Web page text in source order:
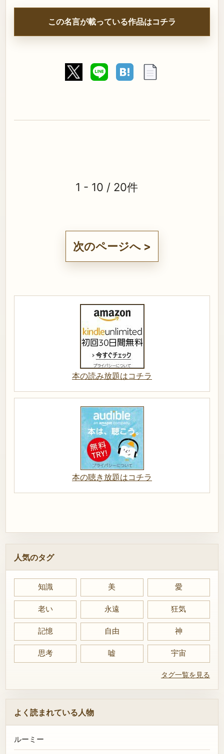
この名言が載っている作品はコチラ
1 - 10 / 20件
次のページへ >
本の読み放題はコチラ
本の聴き放題はコチラ
人気のタグ
知識 美 愛
老い 永遠 狂気
記憶 自由 神
思考 嘘 宇宙
タグ一覧を見る
よく読まれている人物
ルーミー